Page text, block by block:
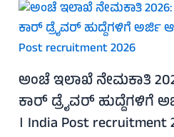
ಅಂಚೆ ಇಲಾಖೆ ನೇಮಕಾತಿ
ಕಾರ್ ಡ್ರೈವರ್ ಹುದ್ದೆಗಳಿಗೆ
। India Post recruitment